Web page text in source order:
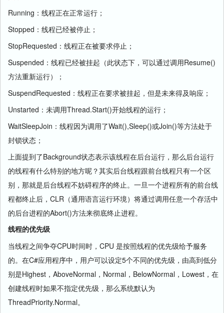
Running：线程正在正常运行；
Stopped：线程已经被停止；
StopRequested：线程正在被要求停止；
Suspended：线程已经被挂起（此状态下，可以通过调用Resume()
方法重新运行）；
SuspendRequested：线程正在要求被挂起，但是未来得及响应；
Unstarted：未调用Thread.Start()开始线程的运行；
WaitSleepJoin：线程因为调用了Wait(),Sleep()或Join()等方法处于
封锁状态；
上面提到了Background状态表示该线程在后台运行，那么后台运行
的线程有什么特别的地方呢？其实后台线程跟前台线程只有一个区
别，那就是后台线程不妨碍程序的终止。一旦一个进程所有的前台线
程都终止后，CLR（通用语言运行环境）将通过调用任意一个存活中
的后台进程的Abort()方法来彻底终止进程。
线程的优先级
当线程之间争夺CPU时间时，CPU 是按照线程的优先级给予服务
的。在C#应用程序中，用户可以设定5个不同的优先级，由高到低分
别是Highest，AboveNormal，Normal，BelowNormal，Lowest，在
创建线程时如果不指定优先级，那么系统默认为
ThreadPriority.Normal。